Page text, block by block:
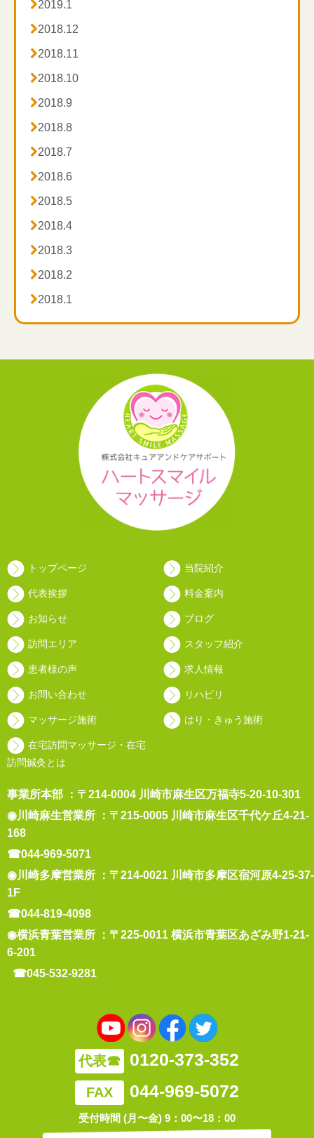
2019.1
2018.12
2018.11
2018.10
2018.9
2018.8
2018.7
2018.6
2018.5
2018.4
2018.3
2018.2
2018.1
トップページ 当院紹介
代表挨拶 料金案内
お知らせ ブログ
訪問エリア スタッフ紹介
患者様の声 求人情報
お問い合わせ リハビリ
マッサージ施術 はり・きゅう施術
在宅訪問マッサージ・在宅
訪問鍼灸とは
事業所本部 ：〒214-0004 川崎市麻生区万福寺5-20-10-301
◉川崎麻生営業所 ：〒215-0005 川崎市麻生区千代ケ丘4-21-
168
☎044-969-5071
◉川崎多摩営業所 ：〒214-0021 川崎市多摩区宿河原4-25-37-
1F
☎044-819-4098
◉横浜青葉営業所 ：〒225-0011 横浜市青葉区あざみ野1-21-
6-201
☎045-532-9281
代表☎ 0120-373-352
FAX 044-969-5072
受付時間 (月〜金) 9：00〜18：00